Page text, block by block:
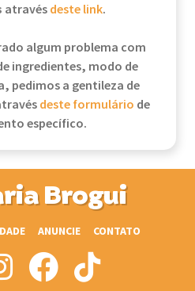
atravésdeste link.
algum problema com
ingredientes, modo de
pedimos a gentileza de
deste formulário de
específico.
Brogui
ANUNCIE CONTATO